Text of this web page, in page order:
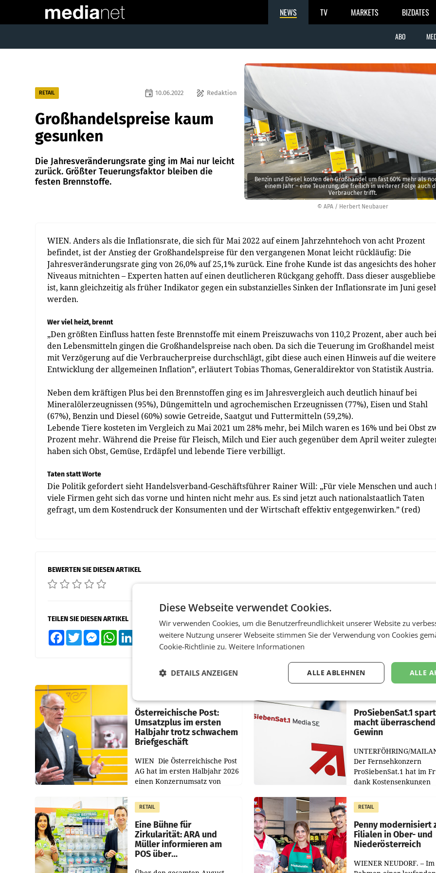
NEWS TV MARKETS BIZDATES
ABO
© APA / Herbert Neubauer
Benzin und Diesel kosten den Großhandel um fast 60% mehr als
einem Jahr – eine Teuerung, die freilich in weiterer Folge auch
Verbraucher trifft.
RETAIL draw Redaktion
event 10.06.2022
Großhandelspreise kaum
gesunken
Die Jahresveränderungsrate ging im Mai nur leicht
zurück. Größter Teuerungsfaktor bleiben die
festen Brennstoffe.
WIEN. Anders als die Inflationsrate, die sich für Mai 2022 auf einem Jahrzehntehoch von acht Prozent
befindet, ist der Anstieg der Großhandelspreise für den vergangenen Monat leicht rückläufig: Die
Jahresveränderungsrate ging von 26,0% auf 25,1% zurück. Eine frohe Kunde ist das angesichts des
Niveaus mitnichten – Experten hatten auf einen deutlicheren Rückgang gehofft. Dass dieser
ist, kann gleichzeitig als früher Indikator gegen ein substanzielles Sinken der Inflationsrate im Juni
werden.
Wer viel heizt, brennt
„Den größten Einfluss hatten feste Brennstoffe mit einem Preiszuwachs von 110,2 Prozent, aber auch bei
den Lebensmitteln gingen die Großhandelspreise nach oben. Da sich die Teuerung im Großhandel meist
mit Verzögerung auf die Verbraucherpreise durchschlägt, gibt diese auch einen Hinweis auf die weitere
Entwicklung der allgemeinen Inflation”, erläutert Tobias Thomas, Generaldirektor von Statistik Austria.
Neben dem kräftigen Plus bei den Brennstoffen ging es im Jahresvergleich auch deutlich hinauf bei
Mineralölerzeugnissen (95%), Düngemitteln und agrochemischen Erzeugnissen (77%), Eisen und Stahl
(67%), Benzin und Diesel (60%) sowie Getreide, Saatgut und Futtermitteln (59,2%).
Lebende Tiere kosteten im Vergleich zu Mai 2021 um 28% mehr, bei Milch waren es 16% und bei Obst
Prozent mehr. Während die Preise für Fleisch, Milch und Eier auch gegenüber dem April weiter
haben sich Obst, Gemüse, Erdäpfel und lebende Tiere verbilligt.
Taten statt Worte
Die Politik gefordert sieht Handelsverband-Geschäftsführer Rainer Will: „Für viele Menschen und auch
viele Firmen geht sich das vorne und hinten nicht mehr aus. Es sind jetzt auch nationalstaatlich Taten
gefragt, um dem Kostendruck der Konsumenten und der Wirtschaft effektiv entgegenwirken.” (red)
BEWERTEN SIE DIESEN ARTIKEL
TEILEN SIE DIESEN ARTIKEL
FacebookTwitter MessengerWhatsApp XING Teilen
Österreichische Post:
Umsatzplus im ersten
Halbjahr trotz schwachem
Briefgeschäft
WIEN Die Österreichische Post
AG hat im ersten Halbjahr 2026
einen Konzernumsatz von
erwirtschaftet, was einem Plus
von 3,8 Prozent gegenüber
dem Vergleichszeitraum
ProSiebenSat.1
macht
Gewinn
UNTERFÖHRING/
Der Fernsehkonzern
ProSiebenSat.1 hat im
dank Kostensenkungen
gemacht und die
Markterwartung
übertroffen.
RETAIL
Eine Bühne für
Zirkularität: ARA und
Müller informieren am
POS über
RETAIL
Penny modernisiert
Filialen in Ober- und
Niederösterreich
WIENER NEUDORF. – Im
Diese Webseite verwendet Cookies.
Wir verwenden Cookies, um die Benutzerfreundlichkeit unserer Website zu
weitere Nutzung unserer Webseite stimmen Sie der Verwendung von Cookies
Cookie-Richtlinie zu. Weitere Informationen
ALLE
ALLE ABLEHNEN
DETAILS ANZEIGEN